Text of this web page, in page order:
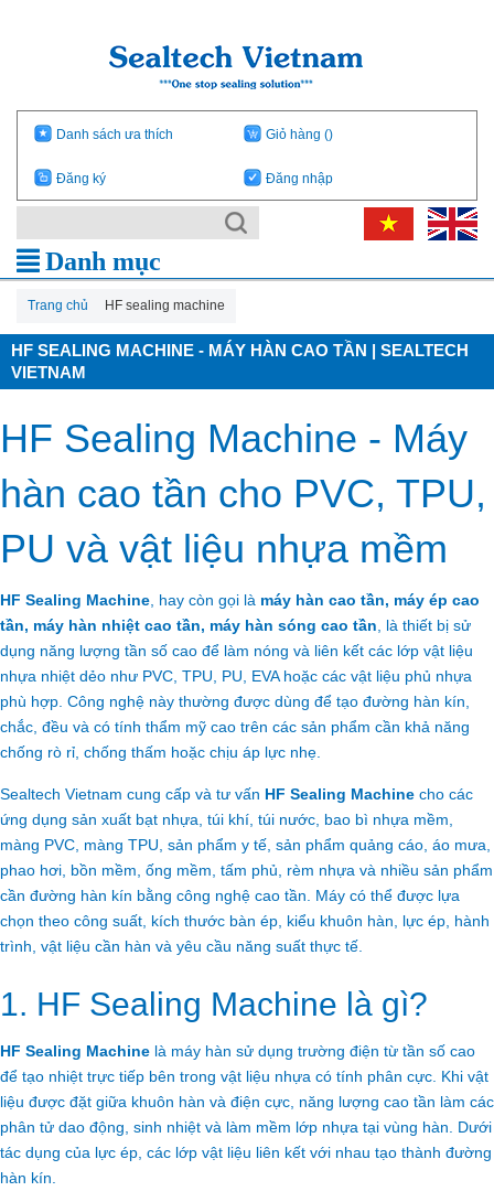
Danh sách ưa thích Giỏ hàng()
Đăng ký Đăng nhập
Danh mục
Trang chủ HF sealing machine
HF SEALING MACHINE - MÁY HÀN CAO TẦN | SEALTECH
VIETNAM
HF Sealing Machine - Máy
hàn cao tần cho PVC, TPU,
PU và vật liệu nhựa mềm
HF Sealing Machine , hay còn gọi là máy hàn cao tần, máy ép cao
tần, máy hàn nhiệt cao tần, máy hàn sóng cao tần , là thiết bị sử
dụng năng lượng tần số cao để làm nóng và liên kết các lớp vật liệu
nhựa nhiệt dẻo như PVC, TPU, PU, EVA hoặc các vật liệu phủ nhựa
phù hợp. Công nghệ này thường được dùng để tạo đường hàn kín,
chắc, đều và có tính thẩm mỹ cao trên các sản phẩm cần khả năng
chống rò rỉ, chống thấm hoặc chịu áp lực nhẹ.
Sealtech Vietnam cung cấp và tư vấn HF Sealing Machine cho các
ứng dụng sản xuất bạt nhựa, túi khí, túi nước, bao bì nhựa mềm,
màng PVC, màng TPU, sản phẩm y tế, sản phẩm quảng cáo, áo mưa,
phao hơi, bồn mềm, ống mềm, tấm phủ, rèm nhựa và nhiều sản phẩm
cần đường hàn kín bằng công nghệ cao tần. Máy có thể được lựa
chọn theo công suất, kích thước bàn ép, kiểu khuôn hàn, lực ép, hành
trình, vật liệu cần hàn và yêu cầu năng suất thực tế.
1. HF Sealing Machine là gì?
HF Sealing Machine là máy hàn sử dụng trường điện từ tần số cao
để tạo nhiệt trực tiếp bên trong vật liệu nhựa có tính phân cực. Khi vật
liệu được đặt giữa khuôn hàn và điện cực, năng lượng cao tần làm các
phân tử dao động, sinh nhiệt và làm mềm lớp nhựa tại vùng hàn. Dưới
tác dụng của lực ép, các lớp vật liệu liên kết với nhau tạo thành đường
hàn kín.